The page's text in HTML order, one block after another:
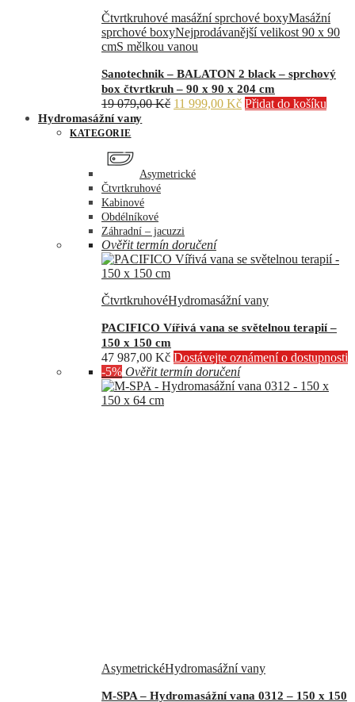
Čtvrtkruhové masážní sprchové boxyMasážní
sprchové boxyNejprodávanější velikost 90 x 90
cmS mělkou vanou
Sanotechnik – BALATON 2 black – sprchový
box čtvrtkruh – 90 x 90 x 204 cm
19 079,00Kč Původní
11 999,00 KčAktuální
Přidat do košíku
Hydromasážní vany
KATEGORIE
Asymetrické
Čtvrtkruhové
Kabinové
Obdélníkové
Záhradní – jacuzzi
Ověřit termín doručení
ČtvrtkruhovéHydromasážní vany
PACIFICO Vířivá vana se světelnou terapií –
150 x 150 cm
47 987,00 Kč Dostávejte oznámení o dostupnosti
-5% Ověřit termín doručení
AsymetrickéHydromasážní vany
M-SPA – Hydromasážní vana 0312 – 150 x 150